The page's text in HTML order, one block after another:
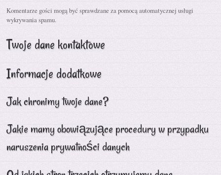
Komentarze gości mogą być sprawdzane za pomocą automatycznej usługi
wykrywania spamu.
Twoje dane kontaktowe
Informacje dodatkowe
Jak chronimy twoje dane?
Jakie mamy obowiązujące procedury w przypadku
naruszenia prywatności danych